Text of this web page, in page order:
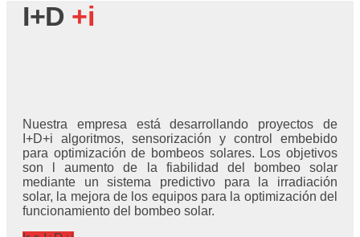
I+D +i
Nuestra empresa está desarrollando proyectos de
I+D+i algoritmos, sensorización y control embebido
para optimización de bombeos solares. Los objetivos
son l aumento de la fiabilidad del bombeo solar
mediante un sistema predictivo para la irradiación
solar, la mejora de los equipos para la optimización del
funcionamiento del bombeo solar.